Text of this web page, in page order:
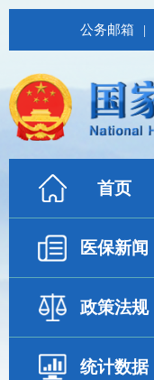
公务邮箱 |
首页
医保新闻
政策法规
统计数据